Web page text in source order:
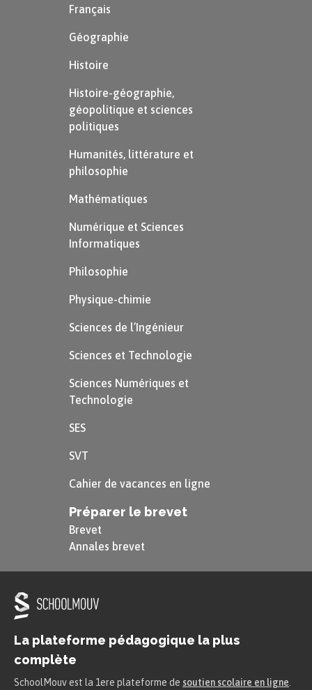
Français
Géographie
Histoire
Histoire-géographie,
géopolitique et sciences
politiques
Humanités, littérature et
philosophie
Mathématiques
Numérique et Sciences
Informatiques
Philosophie
Physique-chimie
Sciences de l’Ingénieur
Sciences et Technologie
Sciences Numériques et
Technologie
SES
SVT
Cahier de vacances en ligne
Préparer le brevet
Brevet
Annales brevet
La plateforme pédagogique la plus
complète
SchoolMouv est la 1ere plateforme de soutien scolaire en ligne